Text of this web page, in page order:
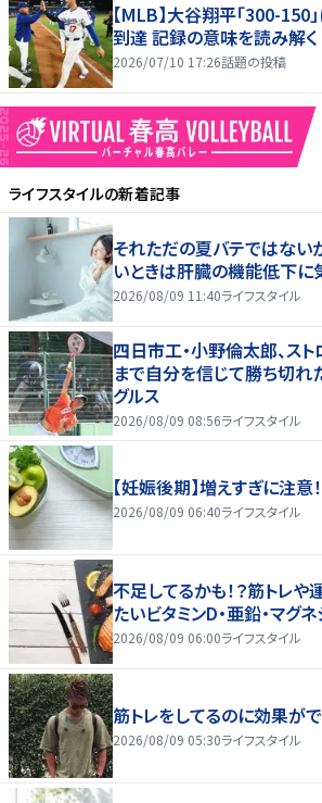
【MLB】大谷翔平「300-150
到達 記録の意味を読み解く
2026/07/10 17:26話題の投稿
ライフスタイルの新着記事
それただの夏バテではない
いときは肝臓の機能低下に
2026/08/09 11:40ライフスタイル
四日市工・小野倫太郎、ス
まで自分を信じて勝ち切れ
グルス
2026/08/09 08:56ライフスタイル
【妊娠後期】増えすぎに注
2026/08/09 06:40ライフスタイル
不足してるかも！？筋トレ
たいビタミンD・亜鉛・マグ
2026/08/09 06:00ライフスタイル
筋トレをしてるのに効果が
2026/08/09 05:30ライフスタイル